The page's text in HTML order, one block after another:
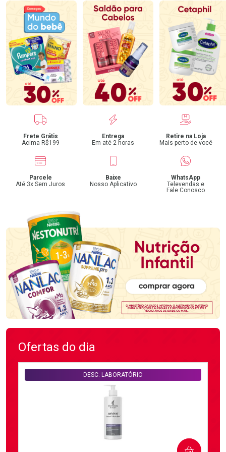
Benefícios
Frete Grátis
Acima R$199
Entrega
Em até 2 horas
Retire na Loja
Mais perto de você
Parcele
Até 3x Sem Juros
Baixe
Nosso Aplicativo
WhatsApp
Televendas e
Fale Conosco
Ofertas do dia
DESC. LABORATÓRIO
COMPRAR